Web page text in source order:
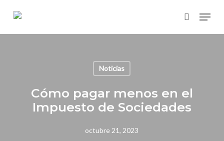
search
Menu
Noticias
Cómo pagar menos en el
Impuesto de Sociedades
octubre 21, 2023